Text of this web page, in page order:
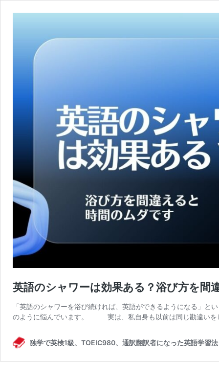
英語のシャワーは効果ある？浴び方を間
「英語のシャワーを浴び続ければ、英語ができるようになる」
のように悩んでいます。 実は、私自身も以前は同じ勘違いを
独学で英検1級、TOEIC980、通訳翻訳者になった英語学習法